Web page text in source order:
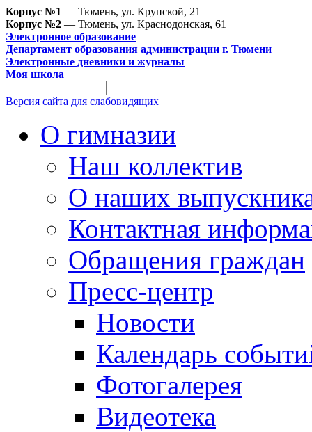
Корпус №1 — Тюмень, ул. Крупской, 21
Корпус №2 — Тюмень, ул. Краснодонская, 61
Электронное образование
Департамент образования администрации г. Тюмени
Электронные дневники и журналы
Моя школа
Версия сайта для слабовидящих
О гимназии
Наш коллектив
О наших
Контактная
Обращения граждан
Пресс-центр
Новости
Календарь
Фотогалерея
Видеотека